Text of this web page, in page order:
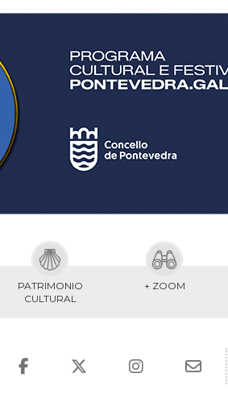
PATRIMONIO
CULTURAL
+ ZOOM